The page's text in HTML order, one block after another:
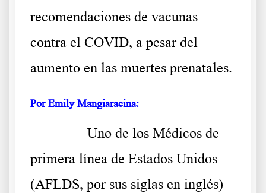
recomendaciones de vacunas
contra el COVID, a pesar del
aumento en las muertes prenatales.
Por Emily Mangiaracina:
Uno de los Médicos de
primera línea de Estados Unidos
(AFLDS, por sus siglas en inglés)